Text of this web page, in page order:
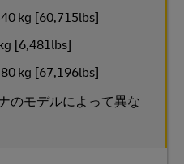
kg [60,715lbs]
[6,481lbs]
kg [67,196lbs]
のモデルによって異な